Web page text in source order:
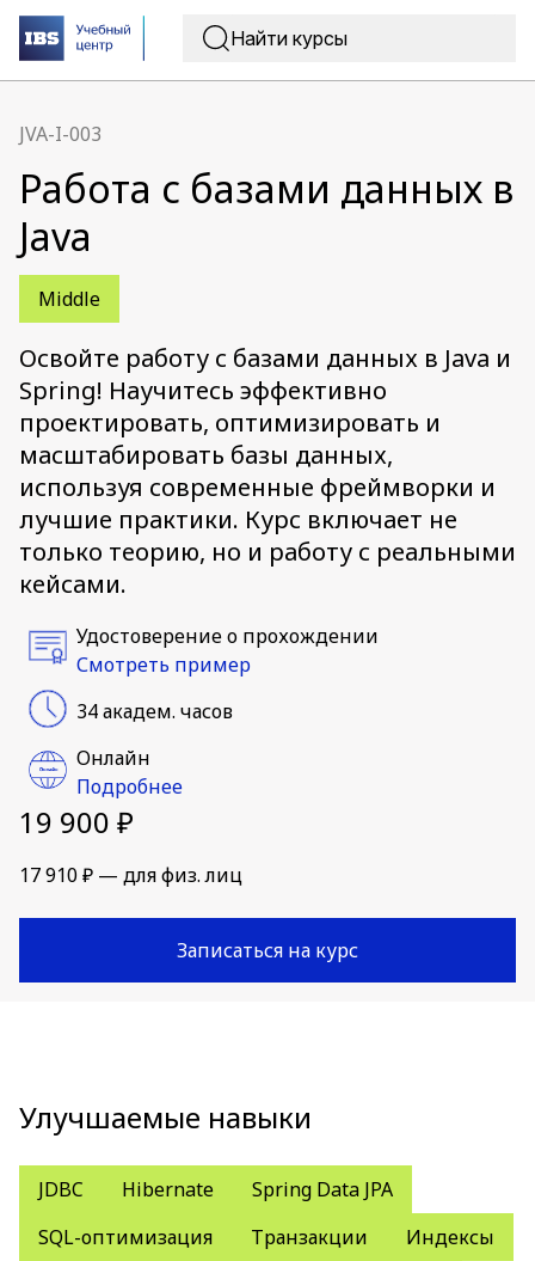
JVA-I-003
Работа с базами данных в
Java
Middle
Освойте работу с базами данных в Java и
Spring! Научитесь эффективно
проектировать, оптимизировать и
масштабировать базы данных,
используя современные фреймворки и
лучшие практики. Курс включает не
только теорию, но и работу с реальными
кейсами.
Удостоверение о прохождении
Смотреть пример
34 академ. часов
Онлайн
Подробнее
19 900 ₽
17 910 ₽ — для физ. лиц
Записаться на курс
Улучшаемые навыки
JDBC Hibernate
Spring Data JPA
SQL-оптимизация
Транзакции
Индексы